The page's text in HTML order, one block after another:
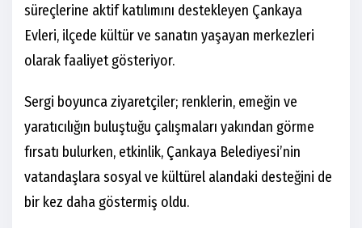
süreçlerine aktif katılımını destekleyen Çankaya
Evleri, ilçede kültür ve sanatın yaşayan merkezleri
olarak faaliyet gösteriyor.
Sergi boyunca ziyaretçiler; renklerin, emeğin ve
yaratıcılığın buluştuğu çalışmaları yakından görme
fırsatı bulurken, etkinlik, Çankaya Belediyesi’nin
vatandaşlara sosyal ve kültürel alandaki desteğini de
bir kez daha göstermiş oldu.